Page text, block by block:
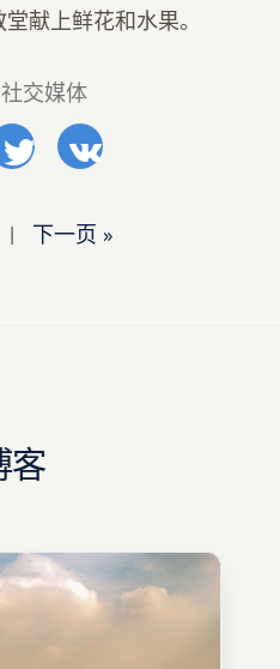
献上鲜花和水果。
交媒体
| 下一页 »
客